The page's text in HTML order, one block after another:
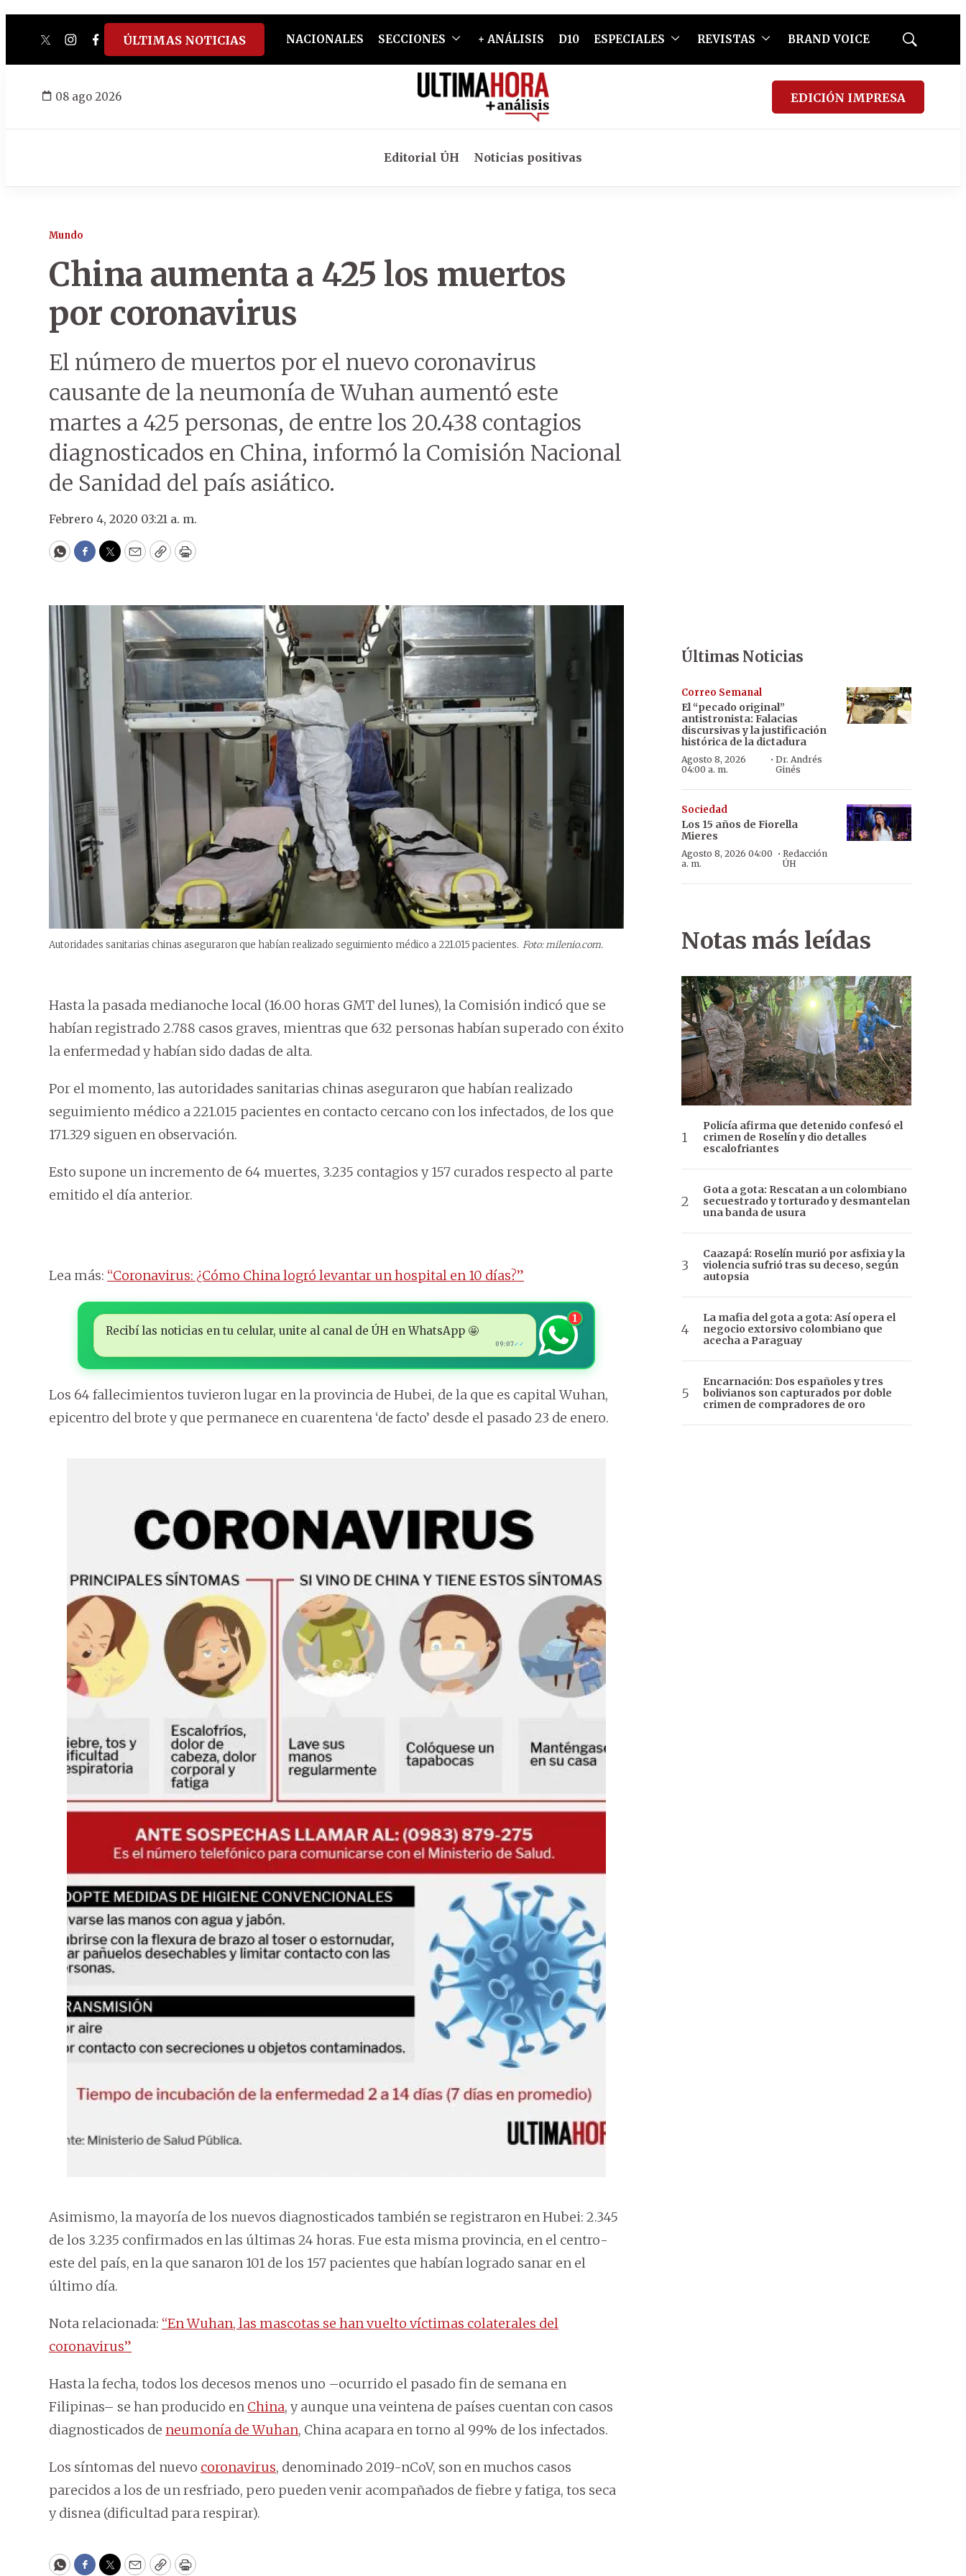
twitterinstagram
facebook
tiktokyoutube
spotify
ÚLTIMAS NOTICIAS NACIONALES SECCIONES + ANÁLISIS D10 ESPECIALES REVISTAS BRAND VOICE
Mostrar
08 ago 2026 EDICIÓN IMPRESA
Editorial ÚH Noticias positivas
Mundo
China aumenta a 425 los muertos
por coronavirus
El número de muertos por el nuevo coronavirus
causante de la neumonía de Wuhan aumentó este
martes a 425 personas, de entre los 20.438 contagios
diagnosticados en China, informó la Comisión Nacional
de Sanidad del país asiático.
Febrero 4, 2020 03:21 a. m.
WhatsApp
Facebook
Twitter
EmailCopyPrint
Autoridades sanitarias chinas aseguraron que habían realizado seguimiento médico a 221.015 pacientes. Foto: milenio.com.
Hasta la pasada medianoche local (16.00 horas GMT del lunes), la Comisión indicó que se
habían registrado 2.788 casos graves, mientras que 632 personas habían superado con éxito
la enfermedad y habían sido dadas de alta.
Por el momento, las autoridades sanitarias chinas aseguraron que habían realizado
seguimiento médico a 221.015 pacientes en contacto cercano con los infectados, de los que
171.329 siguen en observación.
Esto supone un incremento de 64 muertes, 3.235 contagios y 157 curados respecto al parte
emitido el día anterior.
Lea más: “Coronavirus: ¿Cómo China logró levantar un hospital en 10 días?”
Recibí las noticias en tu celular, unite al canal de ÚH en WhatsApp 🤩
09:07✓✓
1
Los 64 fallecimientos tuvieron lugar en la provincia de Hubei, de la que es capital Wuhan,
epicentro del brote y que permanece en cuarentena ‘de facto’ desde el pasado 23 de enero.
Asimismo, la mayoría de los nuevos diagnosticados también se registraron en Hubei: 2.345
de los 3.235 confirmados en las últimas 24 horas. Fue esta misma provincia, en el centro-
este del país, en la que sanaron 101 de los 157 pacientes que habían logrado sanar en el
último día.
Nota relacionada: “En Wuhan, las mascotas se han vuelto víctimas colaterales del
coronavirus”
Hasta la fecha, todos los decesos menos uno –ocurrido el pasado fin de semana en
Filipinas– se han producido en China, y aunque una veintena de países cuentan con casos
diagnosticados de neumonía de Wuhan, China acapara en torno al 99% de los infectados.
Los síntomas del nuevo coronavirus, denominado 2019-nCoV, son en muchos casos
parecidos a los de un resfriado, pero pueden venir acompañados de fiebre y fatiga, tos seca
y disnea (dificultad para respirar).
WhatsApp
Facebook
Twitter
EmailCopyPrint
Últimas Noticias
Correo Semanal
El “pecado original”
antistronista: Falacias
discursivas y la justificación
histórica de la dictadura
Agosto 8, 2026
04:00 a. m.
·Dr. Andrés
Ginés
Sociedad
Los 15 años de Fiorella
Mieres
Agosto 8, 2026 04:00
a. m.
· Redacción
ÚH
Notas más leídas
Policía afirma que detenido confesó el
crimen de Roselín y dio detalles
escalofriantes
Gota a gota: Rescatan a un colombiano
secuestrado y torturado y desmantelan
una banda de usura
Caazapá: Roselín murió por asfixia y la
violencia sufrió tras su deceso, según
autopsia
La mafia del gota a gota: Así opera el
negocio extorsivo colombiano que
acecha a Paraguay
Encarnación: Dos españoles y tres
bolivianos son capturados por doble
crimen de compradores de oro